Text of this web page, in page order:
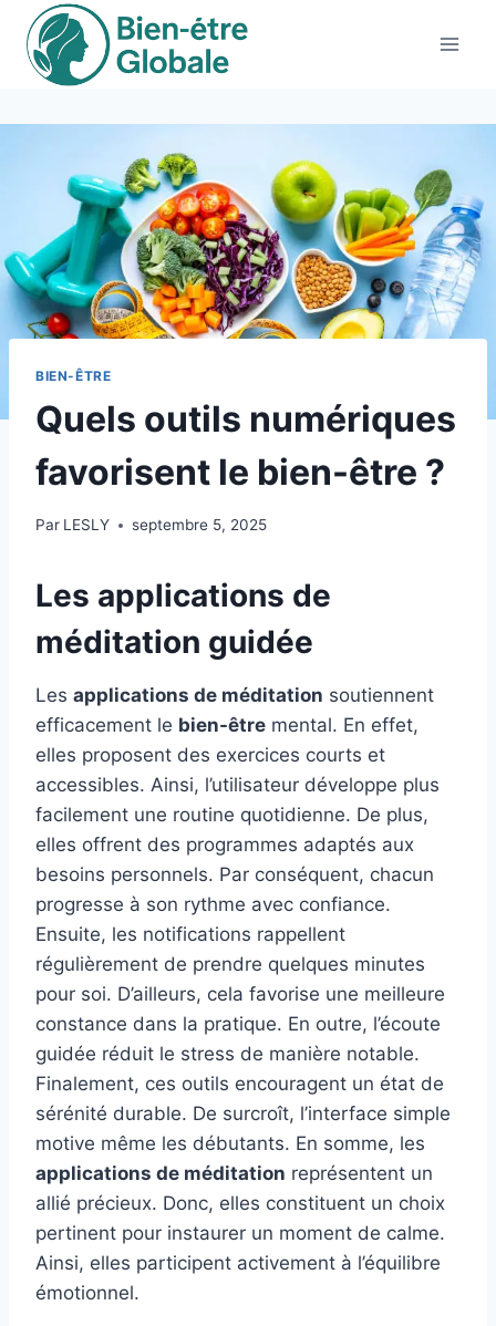
Aller
contenu
BIEN-ÊTRE
Quels outils numériques
favorisent le bien-être ?
Par LESLY septembre 5, 2025
Les applications de
méditation guidée
Les applications de méditation soutiennent
efficacement le bien-être mental. En effet,
elles proposent des exercices courts et
accessibles. Ainsi, l’utilisateur développe plus
facilement une routine quotidienne. De plus,
elles offrent des programmes adaptés aux
besoins personnels. Par conséquent, chacun
progresse à son rythme avec confiance.
Ensuite, les notifications rappellent
régulièrement de prendre quelques minutes
pour soi. D’ailleurs, cela favorise une meilleure
constance dans la pratique. En outre, l’écoute
guidée réduit le stress de manière notable.
Finalement, ces outils encouragent un état de
sérénité durable. De surcroît, l’interface simple
motive même les débutants. En somme, les
applications de méditation représentent un
allié précieux. Donc, elles constituent un choix
pertinent pour instaurer un moment de calme.
Ainsi, elles participent activement à l’équilibre
émotionnel.